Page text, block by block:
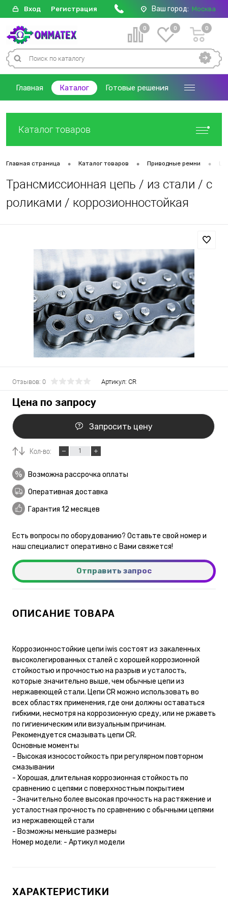
Вход Регистрация Ваш город: Москва
0 0 0
Главная Каталог Готовые решения
Каталог товаров
Главная страница • Каталог товаров • Приводные ремни •
Трансмиссионная цепь / из стали / с
роликами / коррозионностойкая
Отзывов: 0 Артикул: CR
Цена по запросу
Запросить цену
Кол-во:
Возможна рассрочка оплаты
Оперативная доставка
Гарантия 12 месяцев
Есть вопросы по оборудованию? Оставьте свой номер и
наш специалист оперативно с Вами свяжется!
Отправить запрос
ОПИСАНИЕ ТОВАРА
Коррозионностойкие цепи iwis состоят из закаленных
высоколегированных сталей с хорошей коррозионной
стойкостью и прочностью на разрыв и усталость,
которые значительно выше, чем обычные цепи из
нержавеющей стали. Цепи CR можно использовать во
всех областях применения, где они должны оставаться
гибкими, несмотря на коррозионную среду, или не ржаветь
по гигиеническим или визуальным причинам.
Рекомендуется смазывать цепи CR.
Основные моменты
- Высокая износостойкость при регулярном повторном
смазывании
- Хорошая, длительная коррозионная стойкость по
сравнению с цепями с поверхностным покрытием
- Значительно более высокая прочность на растяжение и
усталостная прочность по сравнению с обычными цепями
из нержавеющей стали
- Возможны меньшие размеры
Номер модели: - Артикул модели
ХАРАКТЕРИСТИКИ